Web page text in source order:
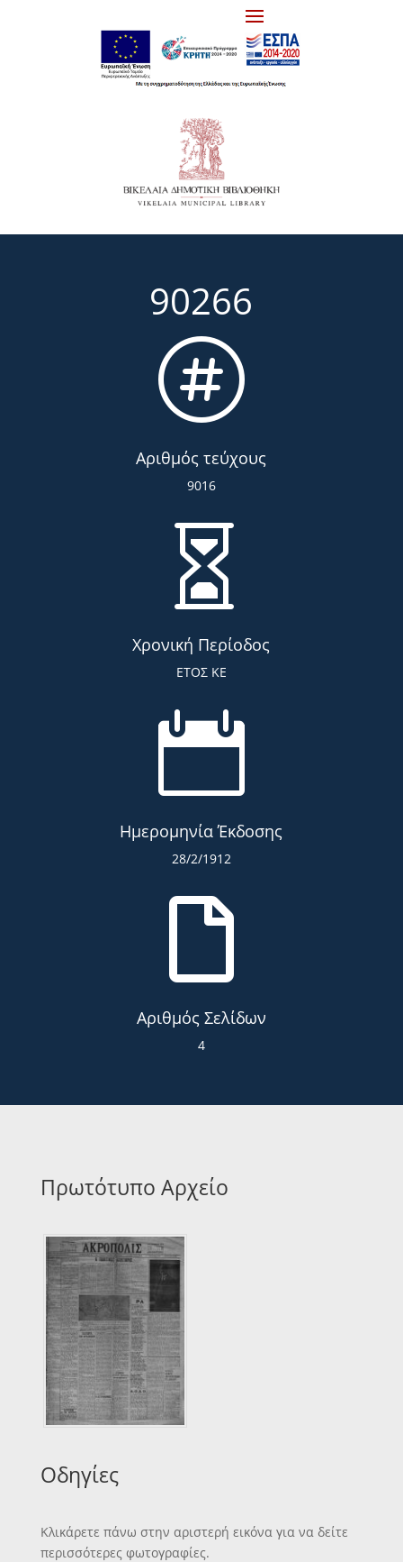
90266

Αριθμός τεύχους
9016

Χρονική Περίοδος
ΕΤΟΣ ΚΕ

Ημερομηνία Έκδοσης
28/2/1912

Αριθμός Σελίδων
4
Πρωτότυπο Αρχείο
Οδηγίες
Κλικάρετε πάνω στην αριστερή εικόνα για να δείτε
περισσότερες φωτογραφίες.